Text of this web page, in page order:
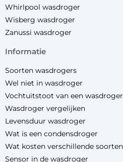
Whirlpool wasdroger
Wisberg wasdroger
Zanussi wasdroger
informatie
Soorten wasdrogers
Wel niet in wasdroger
Vochtuitstoot van een wasdroger
Wasdroger vergelijken
Levensduur wasdroger
Wat is een condensdroger
Wat kosten verschillende
Sensor in de wasdroger